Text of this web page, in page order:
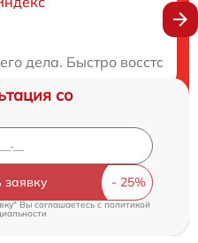
дела. Быстро
со
заявку
Вы соглашаетесь cполитикой